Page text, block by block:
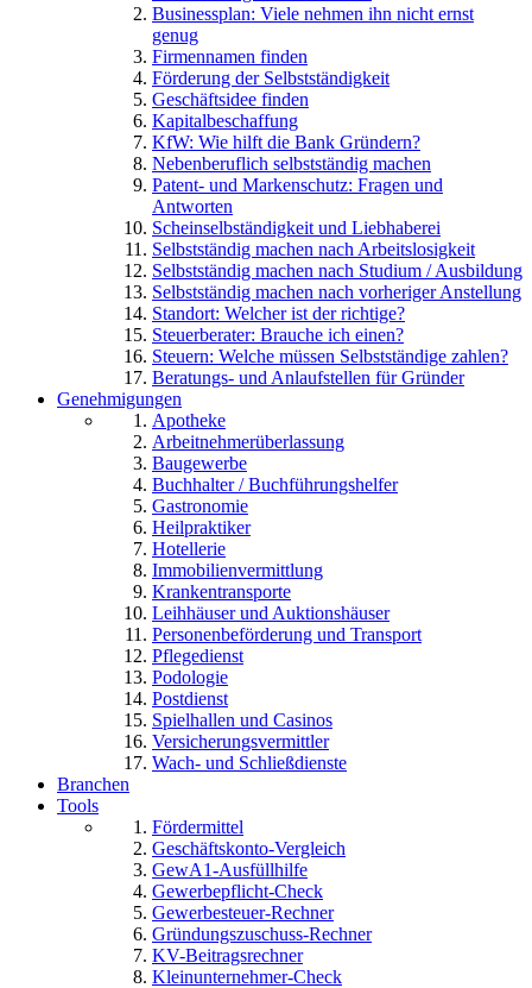
Businessplan: Viele nehmen ihn nicht ernst
genug
Firmennamen finden
Förderung der Selbstständigkeit
Geschäftsidee finden
Kapitalbeschaffung
KfW: Wie hilft die Bank Gründern?
Nebenberuflich selbstständig machen
Patent- und Markenschutz: Fragen und
Antworten
Scheinselbständigkeit und Liebhaberei
Selbstständig machen nach Arbeitslosigkeit
Selbstständig machen nach Studium / Ausbildung
Selbstständig machen nach vorheriger Anstellung
Standort: Welcher ist der richtige?
Steuerberater: Brauche ich einen?
Steuern: Welche müssen Selbstständige zahlen?
Beratungs- und Anlaufstellen für Gründer
Genehmigungen
Apotheke
Arbeitnehmerüberlassung
Baugewerbe
Buchhalter / Buchführungshelfer
Gastronomie
Heilpraktiker
Hotellerie
Immobilienvermittlung
Krankentransporte
Leihhäuser und Auktionshäuser
Personenbeförderung und Transport
Pflegedienst
Podologie
Postdienst
Spielhallen und Casinos
Versicherungsvermittler
Wach- und Schließdienste
Branchen
Tools
Fördermittel
Geschäftskonto-Vergleich
GewA1-Ausfüllhilfe
Gewerbepflicht-Check
Gewerbesteuer-Rechner
Gründungszuschuss-Rechner
KV-Beitragsrechner
Kleinunternehmer-Check